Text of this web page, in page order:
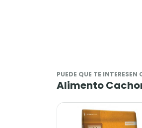
Compra
PUEDE QUE TE
Alimento